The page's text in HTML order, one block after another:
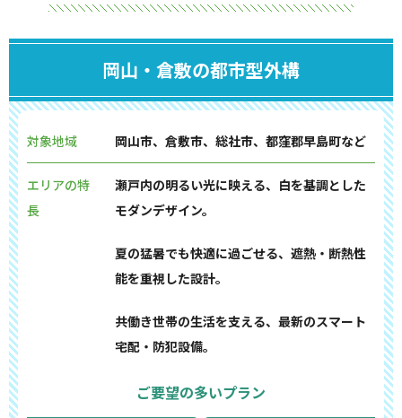
岡山・倉敷の都市型外構
対象地域 岡山市、倉敷市、総社市、都窪郡早島町など
エリアの特
長
瀬戸内の明るい光に映える、白を基調とした
モダンデザイン。
夏の猛暑でも快適に過ごせる、遮熱・断熱性
能を重視した設計。
共働き世帯の生活を支える、最新のスマート
宅配・防犯設備。
ご要望の多いプラン